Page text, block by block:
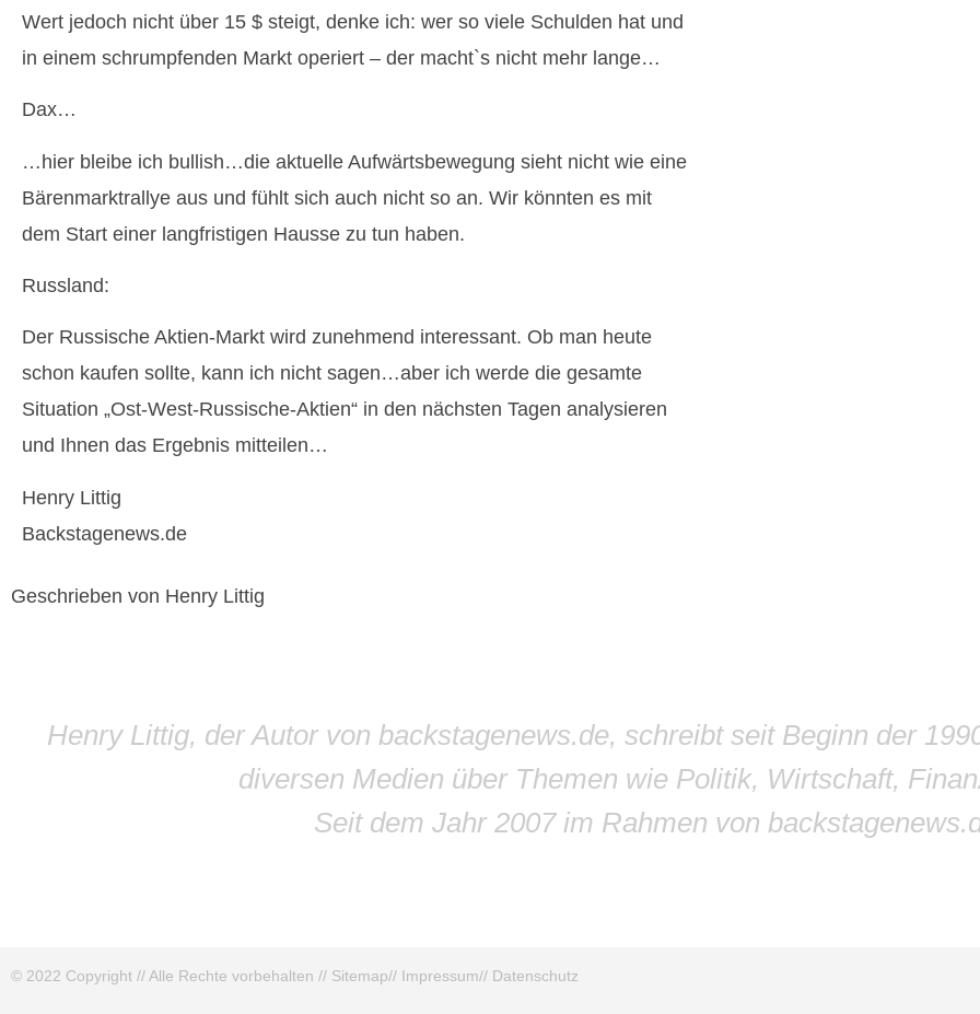
Wert jedoch nicht über 15 $ steigt, denke ich: wer so viele Schulden hat und
in einem schrumpfenden Markt operiert – der macht`s nicht mehr lange…
Dax…
…hier bleibe ich bullish…die aktuelle Aufwärtsbewegung sieht nicht wie eine
Bärenmarktrallye aus und fühlt sich auch nicht so an. Wir könnten es mit
dem Start einer langfristigen Hausse zu tun haben.
Russland:
Der Russische Aktien-Markt wird zunehmend interessant. Ob man heute
schon kaufen sollte, kann ich nicht sagen…aber ich werde die gesamte
Situation „Ost-West-Russische-Aktien“ in den nächsten Tagen analysieren
und Ihnen das Ergebnis mitteilen…
Henry Littig
Backstagenews.de
Geschrieben von Henry Littig
Henry Littig, der Autor von backstagenews.de, schreibt seit Beginn der
diversen Medien über Themen wie Politik, Wirtschaft,
Seit dem Jahr 2007 im Rahmen von
© 2022 Copyright // Alle Rechte vorbehalten // Sitemap// Impressum// Datenschutz